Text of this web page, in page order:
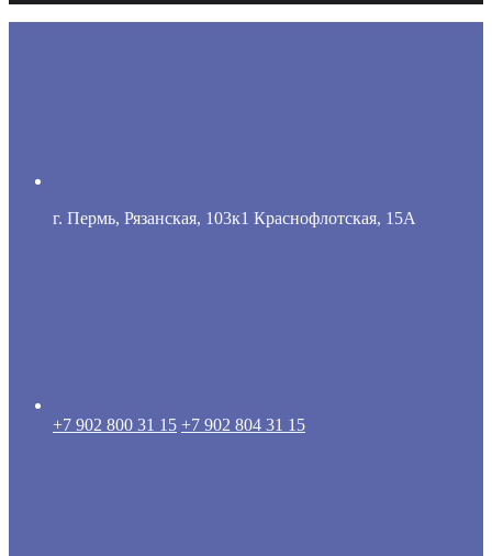
г. Пермь, Рязанская, 103к1 Краснофлотская, 15А
+7 902 800 31 15 +7 902 804 31 15